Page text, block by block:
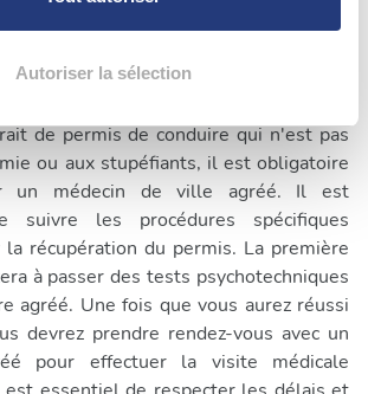
cookies.
permettent de personnaliser le contenu
d'offrir des fonctionnalités relatives aux
et d'analyser notre trafic. Nous
des informations sur l'utilisation de
partenaires de médias sociaux, de
qui peuvent combiner celles-ci
que vous leur avez fournies
lors de votre utilisation de leurs
Autoriser la sélection
un médecin pour permis de
de permis de conduire qui n'est pas
ou aux stupéfiants, il est obligatoire
un médecin de ville agréé. Il est
suivre les procédures spécifiques
récupération du permis. La première
à passer des tests psychotechniques
agréé. Une fois que vous aurez réussi
devrez prendre rendez-vous avec un
pour effectuer la visite médicale